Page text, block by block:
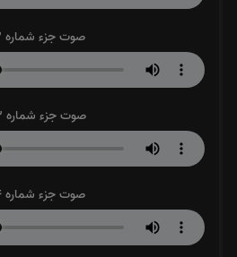
صوت جزء شماره 22
صوت جزء شماره 23
صوت جزء شماره 24